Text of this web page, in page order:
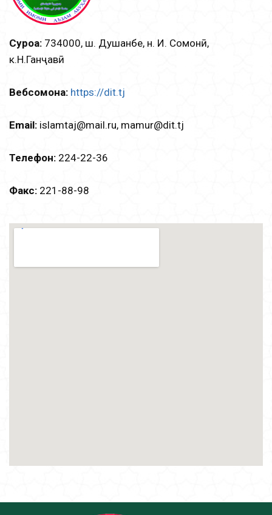
Суроға: 734000, ш. Душанбе, н. И. Сомонӣ,
к.Н.Ганҷавӣ
Вебсомона: https://dit.tj
Email: islamtаj@mail.ru, mamur@dit.tj
Телефон: 224-22-36
Факс: 221-88-98